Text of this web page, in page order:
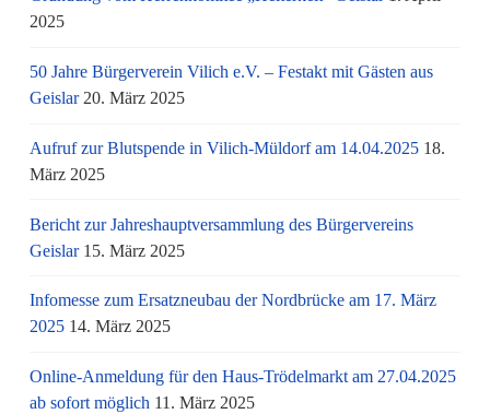
2025
50 Jahre Bürgerverein Vilich e.V. – Festakt mit Gästen aus
Geislar 20. März 2025
Aufruf zur Blutspende in Vilich-Müldorf am 14.04.2025 18.
März 2025
Bericht zur Jahreshauptversammlung des Bürgervereins
Geislar 15. März 2025
Infomesse zum Ersatzneubau der Nordbrücke am 17. März
2025 14. März 2025
Online-Anmeldung für den Haus-Trödelmarkt am 27.04.2025
ab sofort möglich 11. März 2025